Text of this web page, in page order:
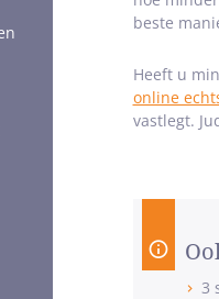
beste
Heeft u
online
vastlegt.
3